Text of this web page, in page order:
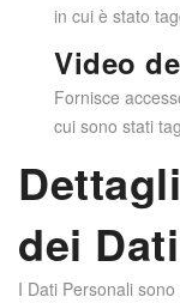
in cui è stato
Video
Fornisce
cui sono stati
dei
I Dati Personali